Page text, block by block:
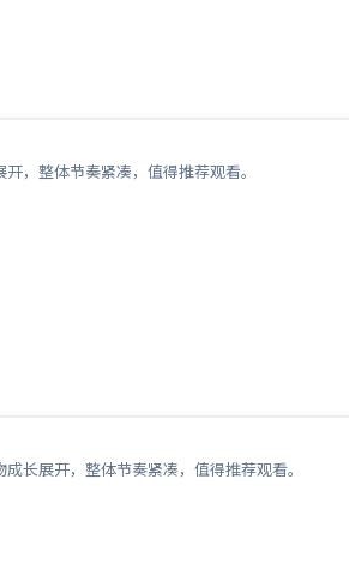
，整体节奏紧凑，值得推荐观看。
长展开，整体节奏紧凑，值得推荐观看。